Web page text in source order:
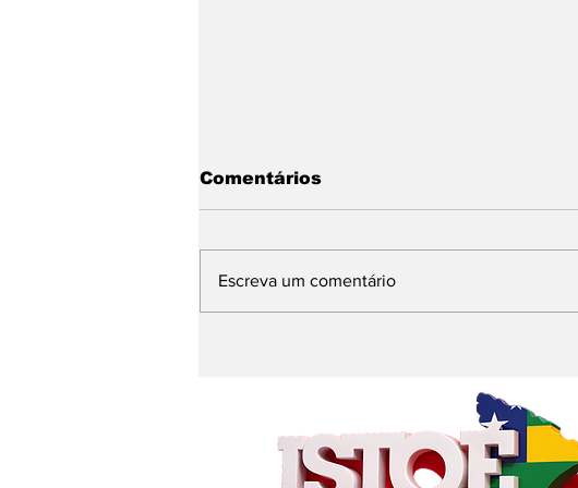
sucessão política em
São Domingos
Comentários
Escreva um comentário